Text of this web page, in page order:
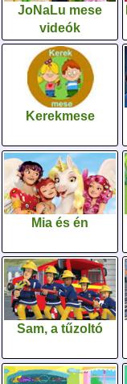
JoNaLu mese
videók
Kerekmese
Mia és én
Sam, a tűzoltó